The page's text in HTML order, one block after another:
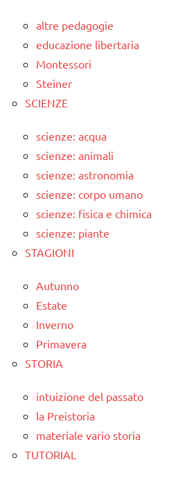
altre pedagogie
educazione libertaria
Montessori
Steiner
SCIENZE
scienze: acqua
scienze: animali
scienze: astronomia
scienze: corpo umano
scienze: fisica e chimica
scienze: piante
STAGIONI
Autunno
Estate
Inverno
Primavera
STORIA
intuizione del passato
la Preistoria
materiale vario storia
TUTORIAL